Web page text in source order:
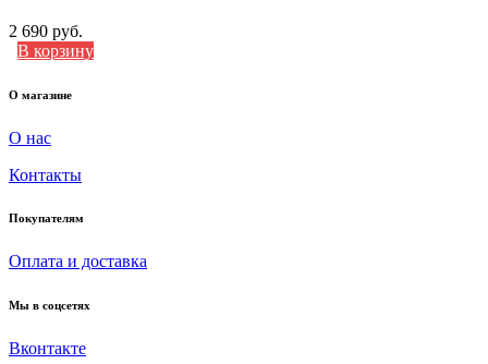
2 690 руб.
В корзину
О магазине
О нас
Контакты
Покупателям
Оплата и доставка
Мы в соцсетях
Вконтакте